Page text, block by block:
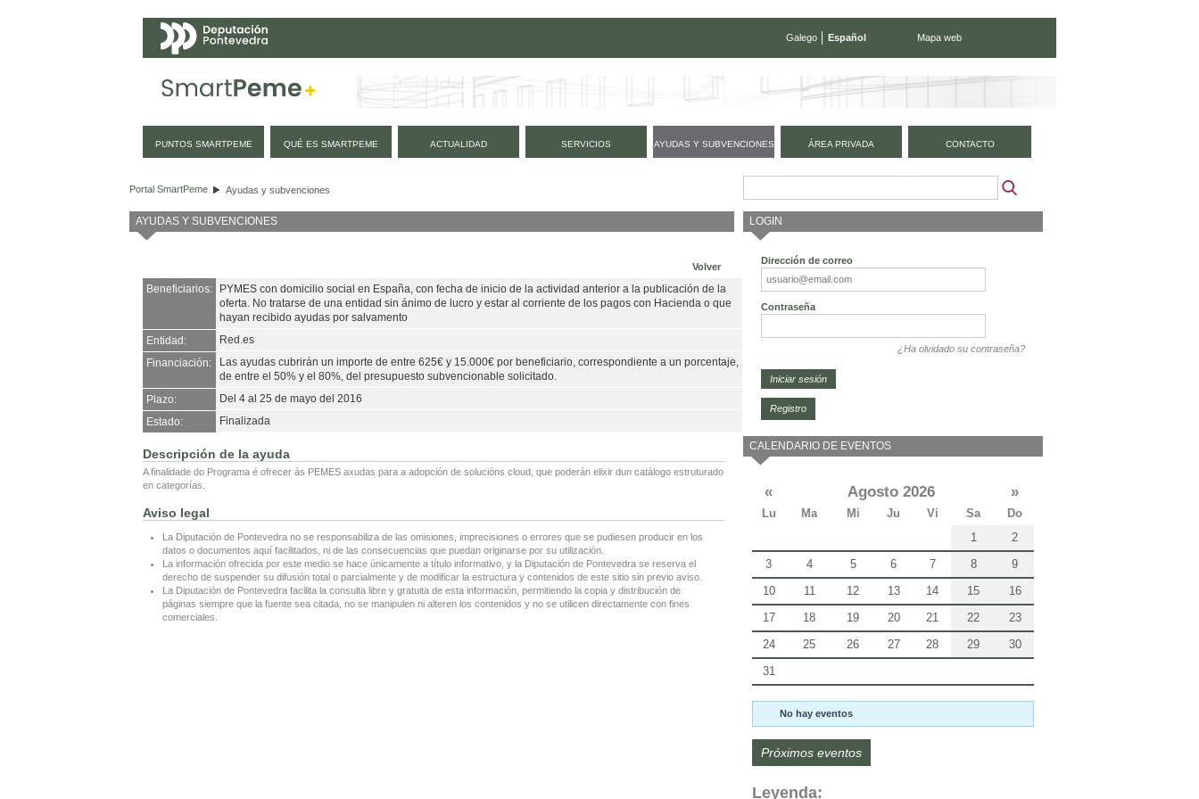
Galego Español Mapa web
PUNTOS SMARTPEME QUÉ ES SMARTPEME ACTUALIDAD SERVICIOS AYUDAS Y SUBVENCIONES ÁREA PRIVADA CONTACTO
Portal SmartPeme Ayudas y subvenciones
AYUDAS Y SUBVENCIONES
Volver
Beneficiarios:
PYMES con domicilio social en España, con fecha de inicio de la actividad anterior a la publicación de la
oferta. No tratarse de una entidad sin ánimo de lucro y estar al corriente de los pagos con Hacienda o que
hayan recibido ayudas por salvamento
Entidad:
Red.es
Financiación:
Las ayudas cubrirán un importe de entre 625€ y 15.000€ por beneficiario, correspondiente a un porcentaje,
de entre el 50% y el 80%, del presupuesto subvencionable solicitado.
Plazo:
Del 4 al 25 de mayo del 2016
Estado:
Finalizada
Descripción de la ayuda
A finalidade do Programa é ofrecer ás PEMES axudas para a adopción de solucións cloud, que poderán elixir dun catálogo estruturado
en categorías.
Aviso legal
La Diputación de Pontevedra no se responsabiliza de las omisiones, imprecisiones o errores que se pudiesen producir en los
datos o documentos aquí facilitados, ni de las consecuencias que puedan originarse por su utilización.
La información ofrecida por este medio se hace únicamente a título informativo, y la Diputación de Pontevedra se reserva el
derecho de suspender su difusión total o parcialmente y de modificar la estructura y contenidos de este sitio sin previo aviso.
La Diputación de Pontevedra facilita la consulta libre y gratuita de esta información, permitiendo la copia y distribución de
páginas siempre que la fuente sea citada, no se manipulen ni alteren los contenidos y no se utilicen directamente con fines
comerciales.
LOGIN
Dirección de correo
Contraseña
¿Ha olvidado su contraseña?
Registro
CALENDARIO DE EVENTOS
« Agosto 2026 »
Lu Ma Mi Ju Vi Sa
Do
1
2
3
4 5 6 7 8
9
10
11 12 13 14 15
16
17
18 19 20 21 22
23
24
25 26 27 28 29
30
31
No hay eventos
Próximos eventos
Leyenda: